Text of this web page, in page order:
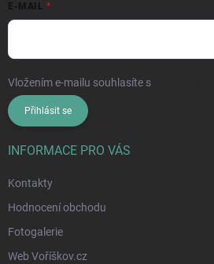
E-MAIL
Vložením e-mailu souhlasíte s
Přihlásit se
INFORMACE PRO VÁS
Kontakty
Hodnocení obchodu
Fotogalerie
Web Voříškov.cz